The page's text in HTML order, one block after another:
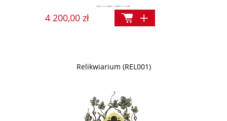
4 200,00 zł
Relikwiarium (REL001)